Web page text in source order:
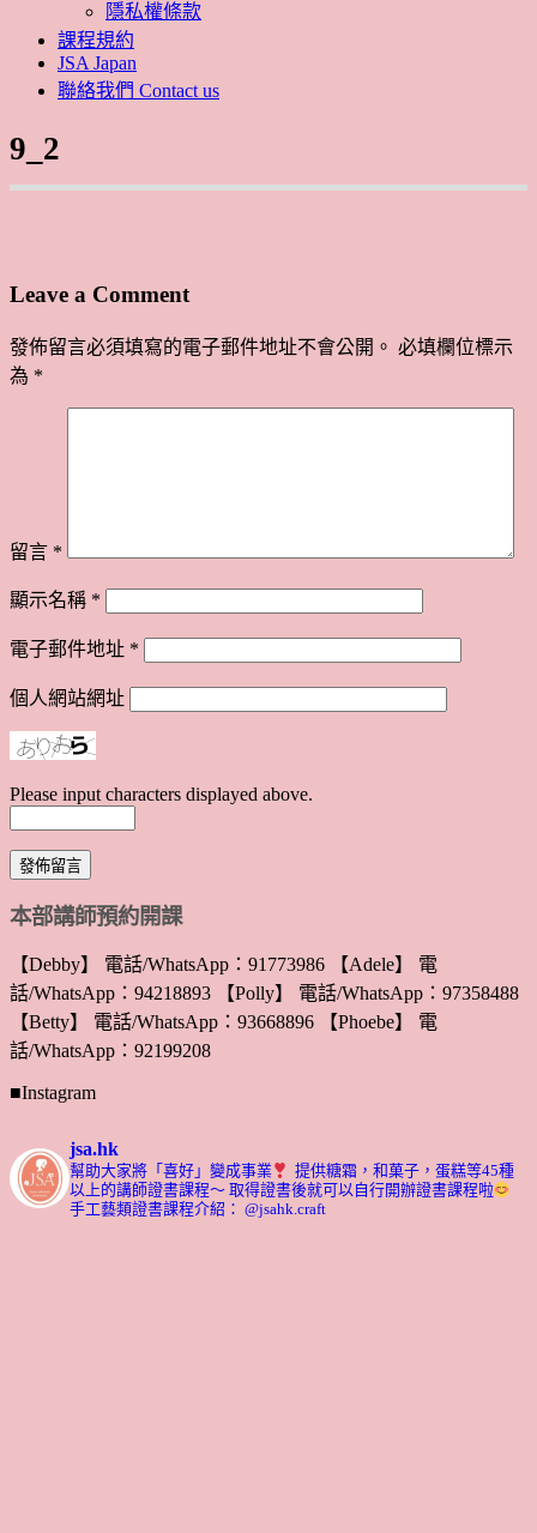
隱私權條款
課程規約
JSA Japan
聯絡我們 Contact us
9_2
Leave a Comment
發佈留言必須填寫的電子郵件地址不會公開。 必填欄位標示
為 *
留言 *
顯示名稱 *
電子郵件地址 *
個人網站網址
Please input characters displayed above.
本部講師預約開課
【Debby】 電話/WhatsApp：91773986 【Adele】 電
話/WhatsApp：94218893 【Polly】 電話/WhatsApp：97358488
【Betty】 電話/WhatsApp：93668896 【Phoebe】 電
話/WhatsApp：92199208
■Instagram
jsa.hk
幫助大家將「喜好」變成事業
提供糖霜，和菓子，蛋糕等45種
以上的講師證書課程～ 取得證書後就可以自行開辦證書課程啦
手工藝類證書課程介紹： @jsahk.craft